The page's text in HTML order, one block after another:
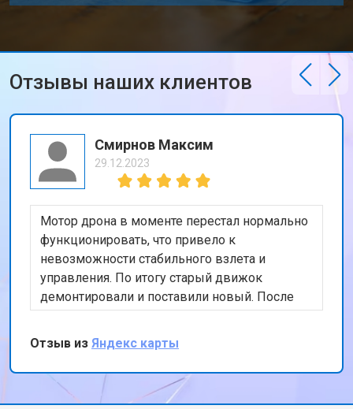
Отзывы наших клиентов
Смирнов Максим
29.12.2023
Мотор дрона в моменте перестал нормально
функционировать, что привело к
невозможности стабильного взлета и
управления. По итогу старый движок
демонтировали и поставили новый. После
тестового полета, подписал бумаги и принял
коптер, сервисом остался доволен
Отзыв из Яндекс карты